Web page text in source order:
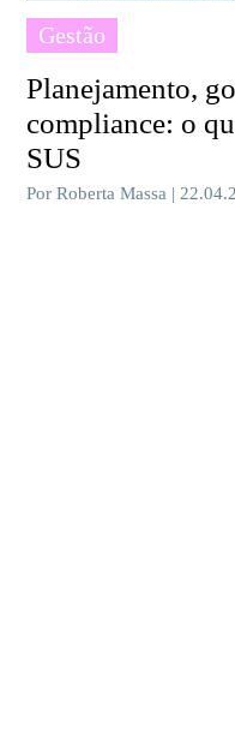
Gestão
Planejamento,
compliance: o
SUS
Por Roberta Massa |